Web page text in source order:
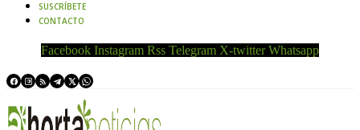
SUSCRÍBETE
CONTACTO
Facebook Instagram Rss Telegram X-twitter Whatsapp